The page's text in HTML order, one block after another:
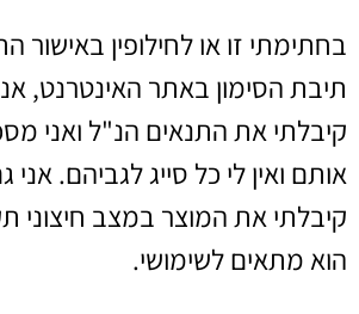
בחתימתי זו או לחילופין באישור
תיבת הסימון באתר האינטרנט,
קיבלתי את התנאים הנ"ל ואני
אותם ואין לי כל סייג לגביהם.
קיבלתי את המוצר במצב חיצוני
הוא מתאים לשימושי.